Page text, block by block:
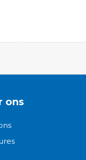
ons